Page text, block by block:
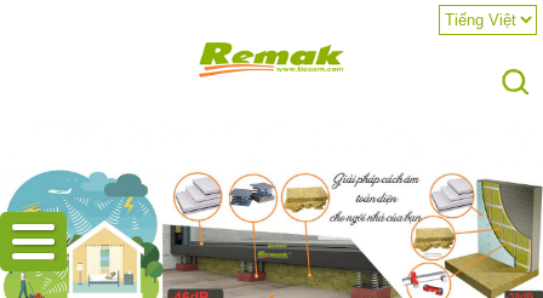
Hotline: